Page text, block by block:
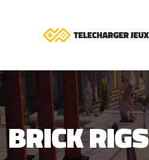
BRICK RIGS